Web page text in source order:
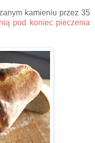
kamieniu przez 35
pod koniec pieczenia